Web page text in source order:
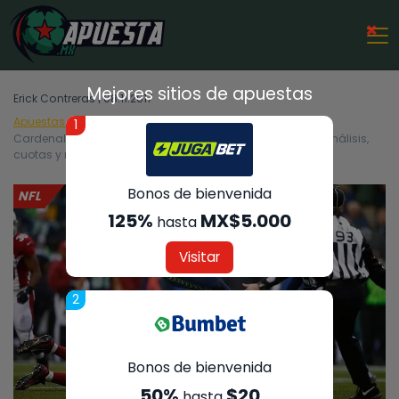
Erick Contreras | 08.11.2017
Apuestas Deportivas
NFL
Cardenales de Arizona vs Halcones Marinos de Seattle – Análisis,
cuotas y resultados del partido – 09/11/2017
NFL
×
Mejores sitios de apuestas
1
Bonos de bienvenida
125% hasta MX$5.000
Visitar
2
Bonos de bienvenida